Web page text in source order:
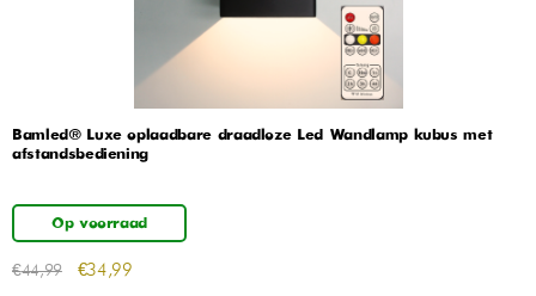
Bamled® Luxe oplaadbare draadloze Led Wandlamp kubus met
afstandsbediening
Op voorraad
€44,99 €34,99